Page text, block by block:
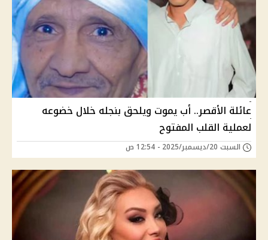
عائلة الأقصر.. أب يموت ويلحق بنجله خلال خضوعه
لعملية القلب المفتوح
السبت 20/ديسمبر/2025 - 12:54 ص